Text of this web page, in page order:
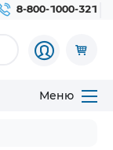
8-800-1000-321
Меню